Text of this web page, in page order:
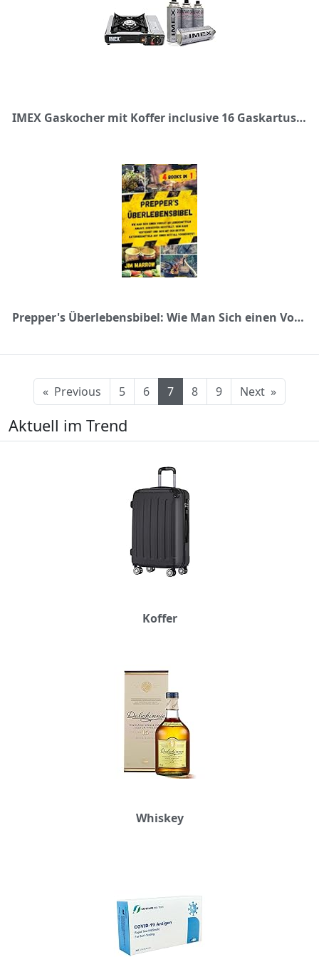
IMEX Gaskocher mit Koffer inclusive 16 Gaskartuschen
Prepper's Überlebensbibel: Wie Man Sich einen Vorrat an Lebensmitteln Anlegt, Konserven Herstellt, sein Haus Verteidigt und Sich mit den Besten Naturheilmitteln auf einen Notfall Vorbereitet
« Previous 5 6 7 8 9 Next »
Aktuell im Trend
Koffer
Whiskey